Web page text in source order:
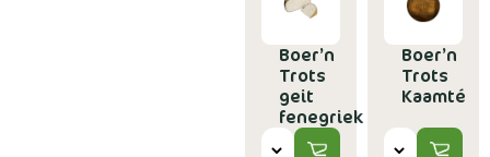
Boer’n
Trots
geit
fenegriek
Boer’n
Trots
Kaamté